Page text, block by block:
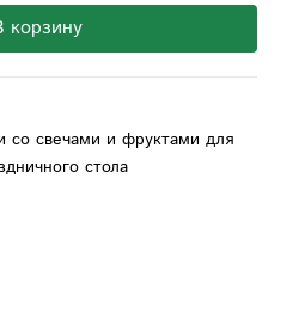
корзину
со свечами и фруктами для
стола